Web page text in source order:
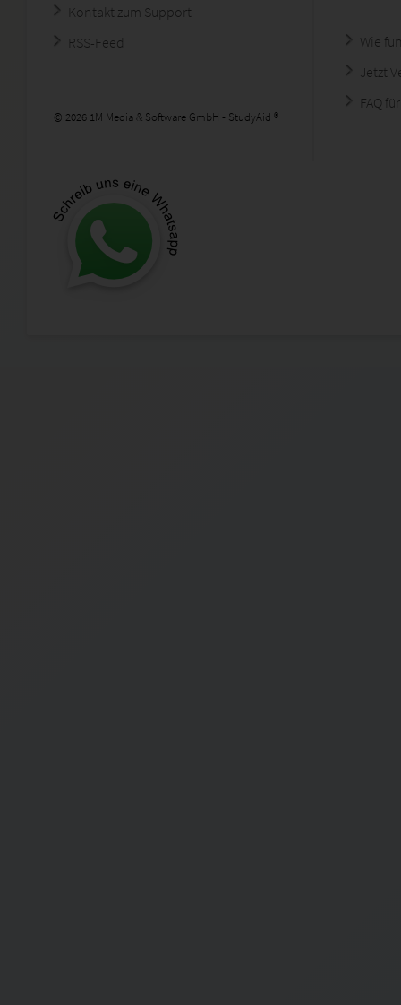
Kontakt zum Support
RSS-Feed
© 2026 1M Media & Software GmbH - StudyAid ®
Wie
Jetzt
FAQ